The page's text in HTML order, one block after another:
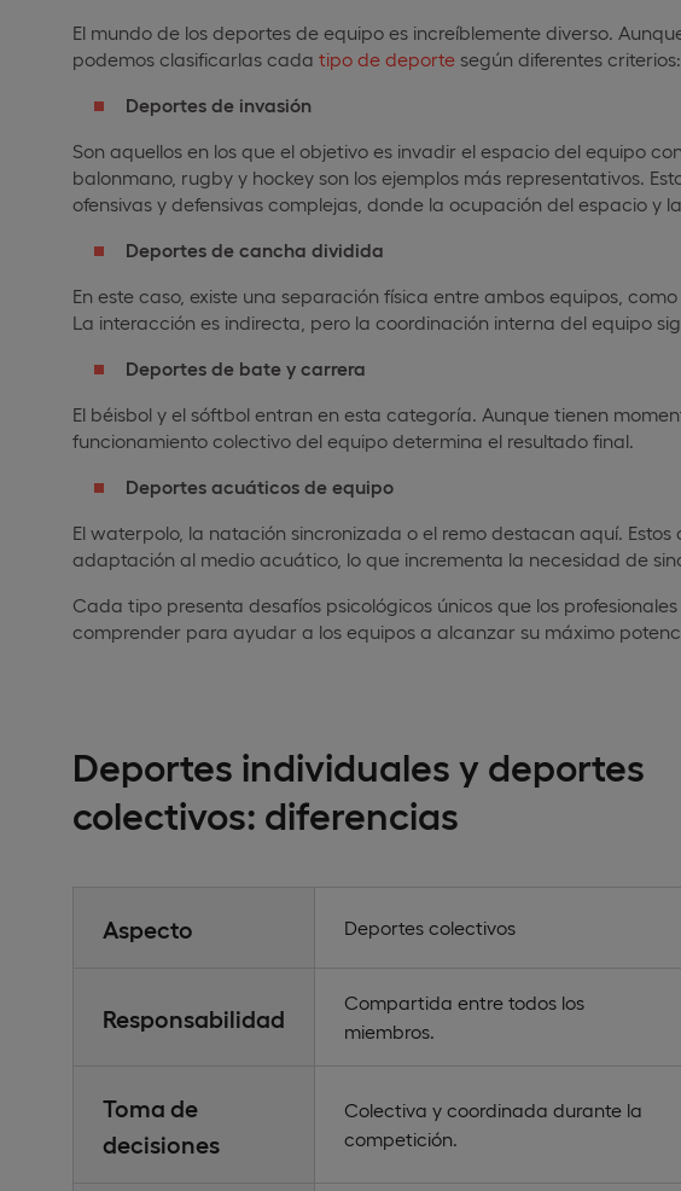
El mundo de los deportes de equipo es increíblemente diverso.
podemos clasificarlas cada tipo de deporte según diferentes criterios:
Deportes de invasión
Son aquellos en los que el objetivo es invadir el espacio del equipo
balonmano, rugby y hockey son los ejemplos más representativos.
ofensivas y defensivas complejas, donde la ocupación del espacio y
Deportes de cancha dividida
En este caso, existe una separación física entre ambos equipos,
La interacción es indirecta, pero la coordinación interna del equipo
Deportes de bate y carrera
El béisbol y el sóftbol entran en esta categoría. Aunque tienen
funcionamiento colectivo del equipo determina el resultado final.
Deportes acuáticos de equipo
El waterpolo, la natación sincronizada o el remo destacan aquí.
adaptación al medio acuático, lo que incrementa la necesidad de
Cada tipo presenta desafíos psicológicos únicos que los
comprender para ayudar a los equipos a alcanzar su máximo
Deportes individuales y deportes
colectivos: diferencias
Aspecto Deportes colectivos
Responsabilidad
Compartida entre todos los
miembros.
Toma de
decisiones
Colectiva y coordinada durante la
competición.